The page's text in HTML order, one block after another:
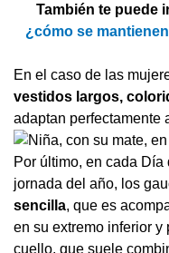
También te puede
¿cómo se
En el caso de las
vestidos largos,
adaptan perfectamente
Por último, en cada
jornada del año, los
sencilla, que es
en su extremo inferior y
cuello, que suele